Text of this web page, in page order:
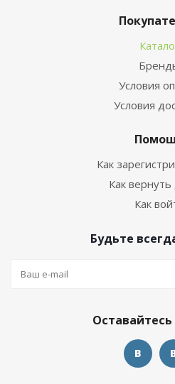
Условия
Условия
Как
Как вернуть
Как
Будьте
Оставайтесь